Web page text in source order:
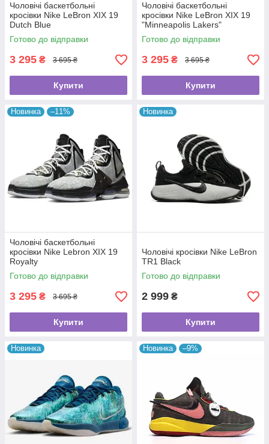
Чоловічі баскетбольні
кросівки Nike LeBron XIX 19
Dutch Blue
Готово до відправки
3 295 ₴ 3 695 ₴
Купити
Чоловічі баскетбольні
кросівки Nike LeBron XIX 19
"Minneapolis Lakers"
Готово до відправки
3 295 ₴ 3 695 ₴
Купити
Новинка –11%
Чоловічі баскетбольні
кросівки Nike Lebron XIX 19
Royalty
Готово до відправки
3 295 ₴ 3 695 ₴
Купити
Новинка
Чоловічі кросівки Nike LeBron
TR1 Black
Готово до відправки
2 999 ₴
Купити
Новинка Новинка –9%